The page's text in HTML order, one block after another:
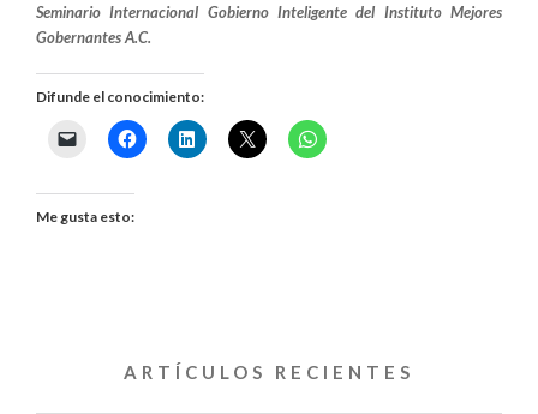
Seminario Internacional Gobierno Inteligente del Instituto Mejores
Gobernantes A.C.
Difunde el conocimiento:
Me gusta esto:
ARTÍCULOS RECIENTES